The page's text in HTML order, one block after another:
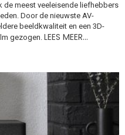
de meest veeleisende liefhebbers
Door de nieuwste AV-
beeldkwaliteit en een 3D-
gezogen. LEES MEER…